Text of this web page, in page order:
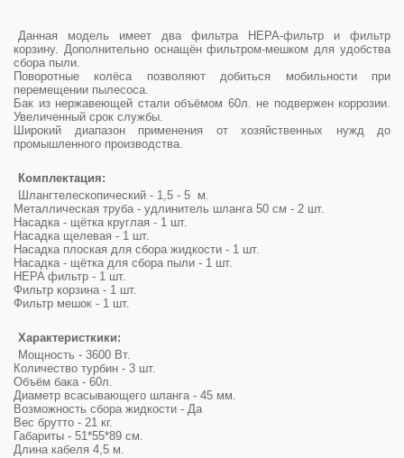
Данная модель имеет два фильтра HEPA-фильтр и фильтр
корзину. Дополнительно оснащён фильтром-мешком для удобства
сбора пыли.
Поворотные колёса позволяют добиться мобильности при
перемещении пылесоса.
Бак из нержавеющей стали объёмом 60л. не подвержен коррозии.
Увеличенный срок службы.
Широкий диапазон применения от хозяйственных нужд до
промышленного производства.
Комплектация:
Шлангтелескопический - 1,5 - 5 м.
Металлическая труба - удлинитель шланга 50 см - 2 шт.
Насадка - щётка круглая - 1 шт.
Насадка щелевая - 1 шт.
Насадка плоская для сбора жидкости - 1 шт.
Насадка - щётка для сбора пыли - 1 шт.
HEPA фильтр - 1 шт.
Фильтр корзина - 1 шт.
Фильтр мешок - 1 шт.
Характеристкики:
Мощность - 3600 Вт.
Количество турбин - 3 шт.
Объём бака - 60л.
Диаметр всасывающего шланга - 45 мм.
Возможность сбора жидкости - Да
Вес брутто - 21 кг.
Габариты - 51*55*89 см.
Длина кабеля 4,5 м.